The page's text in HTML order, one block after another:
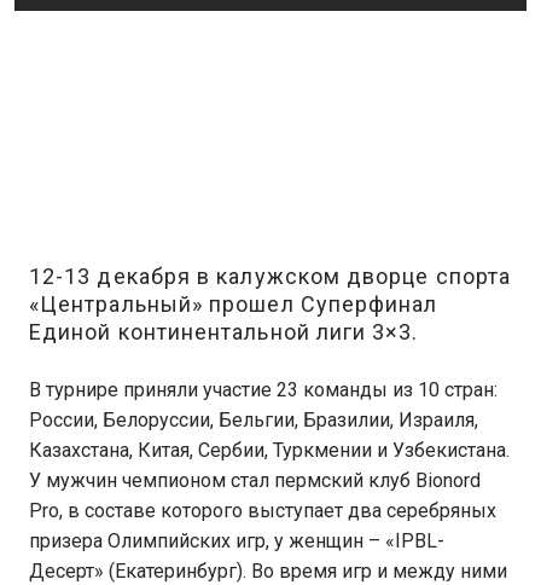
12-13 декабря в калужском дворце спорта
«Центральный» прошел Суперфинал
Единой континентальной лиги 3×3.
В турнире приняли участие 23 команды из 10 стран:
России, Белоруссии, Бельгии, Бразилии, Израиля,
Казахстана, Китая, Сербии, Туркмении и Узбекистана.
У мужчин чемпионом стал пермский клуб Bionord
Pro, в составе которого выступает два серебряных
призера Олимпийских игр, у женщин – «IPBL-
Десерт» (Екатеринбург). Во время игр и между ними